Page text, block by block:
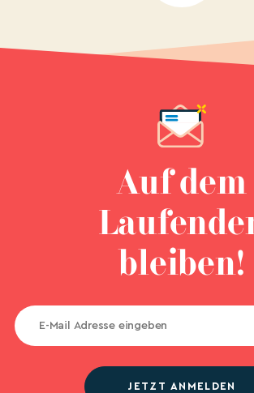
Auf dem
bleiben!
JETZT ANMELDEN